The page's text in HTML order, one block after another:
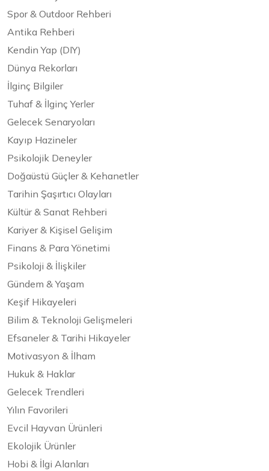
Spor & Outdoor Rehberi
Antika Rehberi
Kendin Yap (DIY)
Dünya Rekorları
İlginç Bilgiler
Tuhaf & İlginç Yerler
Gelecek Senaryoları
Kayıp Hazineler
Psikolojik Deneyler
Doğaüstü Güçler & Kehanetler
Tarihin Şaşırtıcı Olayları
Kültür & Sanat Rehberi
Kariyer & Kişisel Gelişim
Finans & Para Yönetimi
Psikoloji & İlişkiler
Gündem & Yaşam
Keşif Hikayeleri
Bilim & Teknoloji Gelişmeleri
Efsaneler & Tarihi Hikayeler
Motivasyon & İlham
Hukuk & Haklar
Gelecek Trendleri
Yılın Favorileri
Evcil Hayvan Ürünleri
Ekolojik Ürünler
Hobi & İlgi Alanları